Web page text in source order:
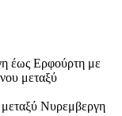
έως Ερφούρτη με
μεταξύ
Νυρεμβεργη